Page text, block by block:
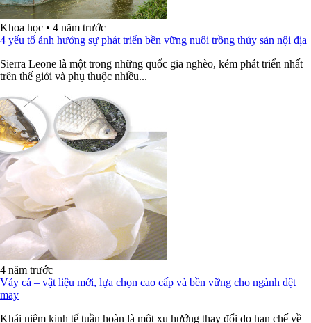
Khoa học • 4 năm trước
4 yếu tố ảnh hưởng sự phát triển bền vững nuôi trồng thủy sản nội địa
Sierra Leone là một trong những quốc gia nghèo, kém phát triển nhất
trên thế giới và phụ thuộc nhiều...
4 năm trước
Vảy cá – vật liệu mới, lựa chọn cao cấp và bền vững cho ngành dệt
may
Khái niệm kinh tế tuần hoàn là một xu hướng thay đổi do hạn chế về